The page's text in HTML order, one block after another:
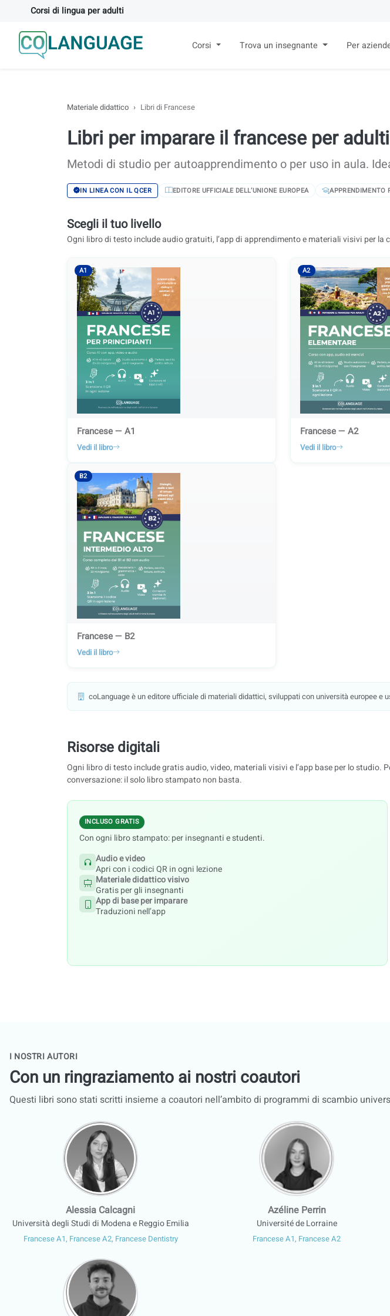
Corsi di lingua per adulti
Corsi Trova un insegnante Per
Materiale didattico Libri di Francese
Libri per imparare il francese per adulti
Metodi di studio per autoapprendimento o per uso in aula.
IN LINEA CON IL QCER EDITORE UFFICIALE DELL’UNIONE EUROPEA APPRENDIMENTO
Scegli il tuo livello
Ogni libro di testo include audio gratuiti, l’app di apprendimento e materiali visivi per la
A1
Francese — A1
Vedi il libro
A2
Francese — A2
Vedi il libro
B2
Francese — B2
Vedi il libro
coLanguage è un editore ufficiale di materiali didattici, sviluppati con università europee e
Risorse digitali
Ogni libro di testo include gratis audio, video, materiali visivi e l’app base per lo studio.
conversazione: il solo libro stampato non basta.
INCLUSO GRATIS
Con ogni libro stampato: per insegnanti e studenti.
Audio e video
Apri con i codici QR in ogni lezione
Materiale didattico visivo
Gratis per gli insegnanti
App di base per imparare
Traduzioni nell’app
I NOSTRI AUTORI
Con un ringraziamento ai nostri coautori
Questi libri sono stati scritti insieme a coautori nell’ambito di programmi di scambio
Alessia Calcagni
Università degli Studi di Modena e Reggio Emilia
Francese A1, Francese A2, Francese Dentistry
Azéline Perrin
Université de Lorraine
Francese A1, Francese A2